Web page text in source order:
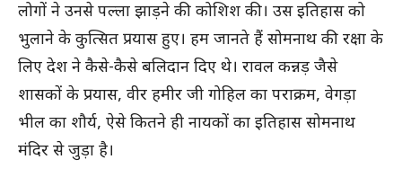
लोगों ने उनसे पल्ला झाड़ने की कोशिश की। उस इतिहास को
भुलाने के कुत्सित प्रयास हुए। हम जानते हैं सोमनाथ की रक्षा के
लिए देश ने कैसे-कैसे बलिदान दिए थे। रावल कन्नड़ जैसे
शासकों के प्रयास, वीर हमीर जी गोहिल का पराक्रम, वेगड़ा
भील का शौर्य, ऐसे कितने ही नायकों का इतिहास सोमनाथ
मंदिर से जुड़ा है।